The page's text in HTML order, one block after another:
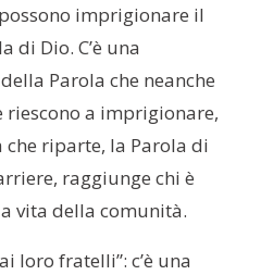
imprigionare il
di Dio. C’è una
Parola che neanche
riescono a imprigionare,
riparte, la Parola di
raggiunge chi è
vita della comunità.
loro fratelli”: c’è una